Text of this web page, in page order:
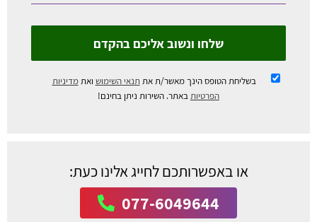
שלחו ונשוב אליכם בהקדם
בשליחת הטופס הינך מאשר/ת את תנאי השימוש ואתמדיניות
הפרטיותבאתר. השירות ניתן בחינם!
או באפשרותכם לחייג אלינו כעת:
077-6049644